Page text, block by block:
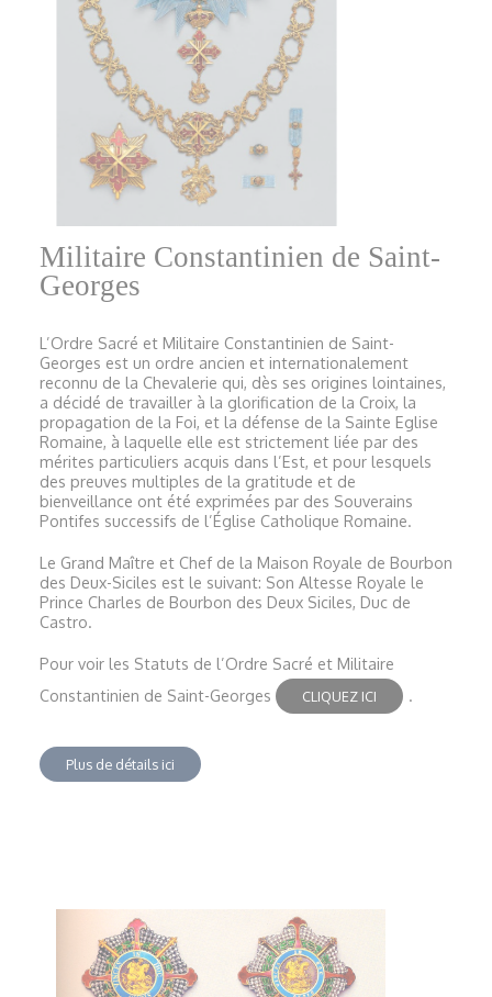
Militaire Constantinien de Saint-
Georges
L’Ordre Sacré et Militaire Constantinien de Saint-
Georges est un ordre ancien et internationalement
reconnu de la Chevalerie qui, dès ses origines lointaines,
a décidé de travailler à la glorification de la Croix, la
propagation de la Foi, et la défense de la Sainte Eglise
Romaine, à laquelle elle est strictement liée par des
mérites particuliers acquis dans l’Est, et pour lesquels
des preuves multiples de la gratitude et de
bienveillance ont été exprimées par des Souverains
Pontifes successifs de l’Église Catholique Romaine.
Le Grand Maître et Chef de la Maison Royale de Bourbon
des Deux-Siciles est le suivant: Son Altesse Royale le
Prince Charles de Bourbon des Deux Siciles, Duc de
Castro.
Pour voir les Statuts de l’Ordre Sacré et Militaire
Constantinien de Saint-Georges
CLIQUEZ ICI .
Plus de détails ici